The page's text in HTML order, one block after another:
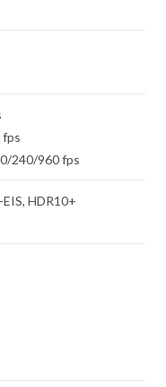
fps
240/960 fps
HDR10+